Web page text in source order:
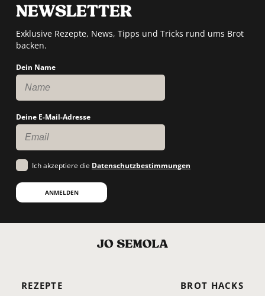
NEWSLETTER
Exklusive Rezepte, News, Tipps und Tricks rund ums Brot
backen.
Dein Name
Deine E-Mail-Adresse
Ich akzeptiere die Datenschutzbestimmungen
ANMELDEN
REZEPTE
BROT HACKS